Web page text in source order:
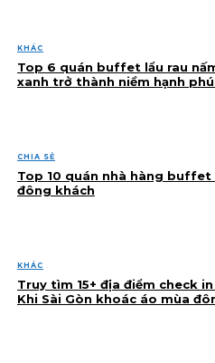
KHÁC
Top 6 quán buffet lẩu rau
xanh trở thành niềm hạnh
CHIA SẺ
Top 10 quán nhà hàng buffet
đông khách
KHÁC
Truy tìm 15+ địa điểm check
Khi Sài Gòn khoác áo mùa